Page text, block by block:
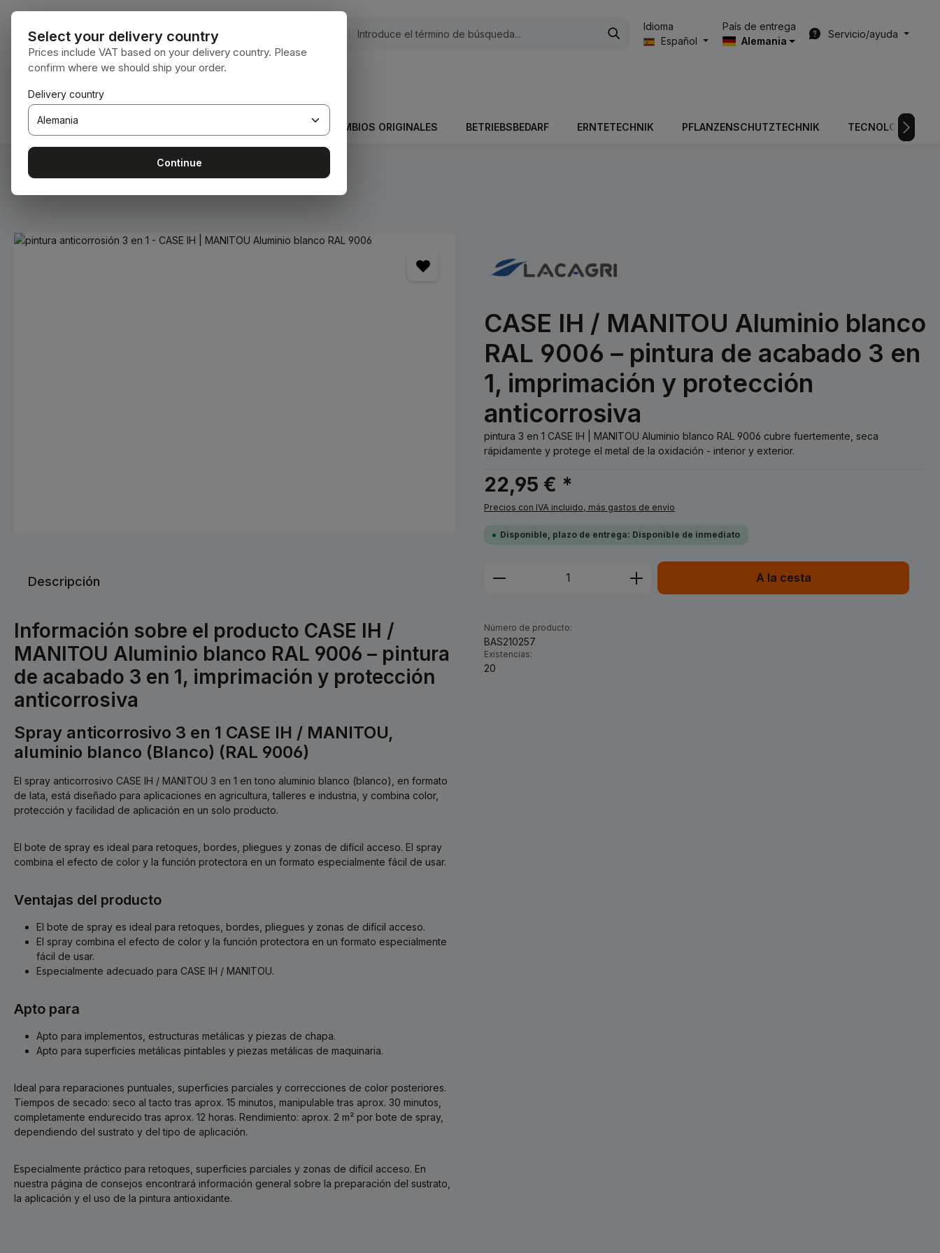
al contenido principal
Saltar a la búsqueda
Saltar a la navegación principal
Idioma
Español
País de entrega
Alemania
Servicio/ayuda
INICIO RECAMBIOS ORIGINALES BETRIEBSBEDARF ERNTETECHNIK PFLANZENSCHUTZTECHNIK TECNOLOGÍA DE
Estás aquí:
Omitir galería de imágenes
CASE IH / MANITOU Aluminio blanco
RAL 9006 – pintura de acabado 3 en
1, imprimación y protección
anticorrosiva
pintura 3 en 1 CASE IH | MANITOU Aluminio blanco RAL 9006 cubre fuertemente, seca
rápidamente y protege el metal de la oxidación - interior y exterior.
22,95 € *
Precios con IVA incluido, más gastos de envío
Disponible, plazo de entrega: Disponible de inmediato
Cantidad del producto: introduce la cantidad deseada
A la cesta
Número de producto:
BAS210257
Existencias:
20
Descripción
Información sobre el producto CASE IH /
MANITOU Aluminio blanco RAL 9006 – pintura
de acabado 3 en 1, imprimación y protección
anticorrosiva
Spray anticorrosivo 3 en 1 CASE IH / MANITOU,
aluminio blanco (Blanco) (RAL 9006)
El spray anticorrosivo CASE IH / MANITOU 3 en 1 en tono aluminio blanco (blanco), en formato
de lata, está diseñado para aplicaciones en agricultura, talleres e industria, y combina color,
protección y facilidad de aplicación en un solo producto.
El bote de spray es ideal para retoques, bordes, pliegues y zonas de difícil acceso. El spray
combina el efecto de color y la función protectora en un formato especialmente fácil de usar.
Ventajas del producto
El bote de spray es ideal para retoques, bordes, pliegues y zonas de difícil acceso.
El spray combina el efecto de color y la función protectora en un formato especialmente
fácil de usar.
Especialmente adecuado para CASE IH / MANITOU.
Apto para
Apto para implementos, estructuras metálicas y piezas de chapa.
Apto para superficies metálicas pintables y piezas metálicas de maquinaria.
Ideal para reparaciones puntuales, superficies parciales y correcciones de color posteriores.
Tiempos de secado: seco al tacto tras aprox. 15 minutos, manipulable tras aprox. 30 minutos,
completamente endurecido tras aprox. 12 horas. Rendimiento: aprox. 2 m² por bote de spray,
dependiendo del sustrato y del tipo de aplicación.
Especialmente práctico para retoques, superficies parciales y zonas de difícil acceso. En
nuestra página de consejos encontrará información general sobre la preparación del sustrato,
la aplicación y el uso de la pintura antioxidante.
Select your delivery country
Prices include VAT based on your delivery country. Please
confirm where we should ship your order.
Delivery country
Continue